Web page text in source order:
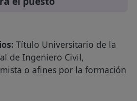
Título Universitario de la
de Ingeniero Civil,
o afines por la formación